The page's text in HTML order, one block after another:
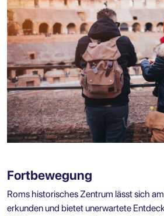
Fortbewegung
Roms historisches Zentrum lässt sich
erkunden und bietet unerwartete